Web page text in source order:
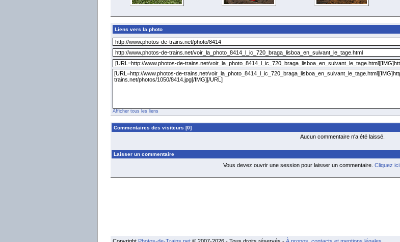
Liens vers la photo
Afficher tous les liens
Commentaires des visiteurs [0]
Aucun commentaire n'a été laissé.
Laisser un commentaire
Vous devez ouvrir une session pour laisser un commentaire. Cliquez ici